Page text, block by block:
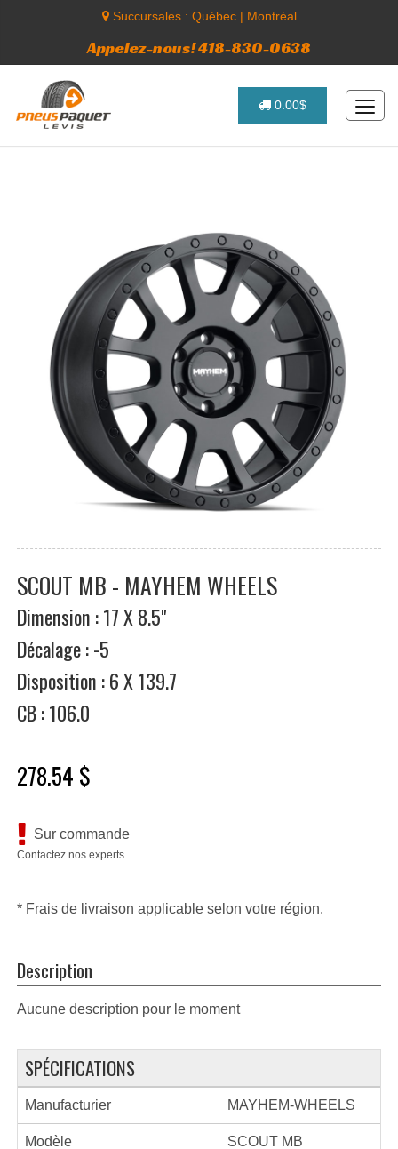
Succursales : Québec| Montréal
Appelez-nous! 418-830-0638
0.00$
SCOUT MB - MAYHEM WHEELS
Dimension : 17 X 8.5"
Décalage : -5
Disposition : 6 X 139.7
CB : 106.0
278.54 $
Sur commande
Contactez nos experts
* Frais de livraison applicable selon votre région.
Description
Aucune description pour le moment
SPÉCIFICATIONS
Manufacturier MAYHEM-WHEELS
Modèle SCOUT MB